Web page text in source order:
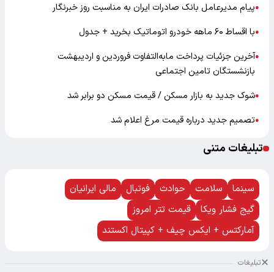
●پیام مدیرعامل بانک صادرات ایران به مناسبت روز خبرنگار
●با اقساط ۶۰ ماهه خودرو اتوماتیک بخرید + جدول
●آخرین جزئیات پرداخت مابه‌التفاوت فروردین و اردیبهشت
بازنشستگان تامین اجتماعی
●شوک جدید به بازار مسکن / قیمت مسکن دو برابر شد
●تصمیم جدید درباره قیمت مرغ اعلام شد
تبلیغات متنی
سینما سلامت حوادث فوتبال
مالی ایرانیان
گیج فشار ویکا
قیمت تتر امروز
آمارکتس + ایکس چیف + کپیتال اکستند
تبلیغات